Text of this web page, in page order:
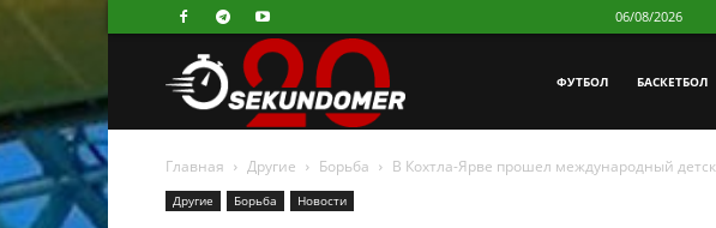
06/08/2026
ФУТБОЛ БAСКЕТБОЛ
Главная Другие Борьба В Кохтла-Ярве прошел международный
Другие Борьба Новости